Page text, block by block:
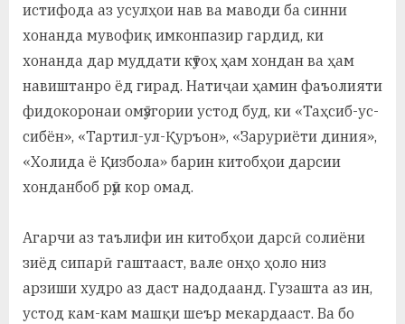
истифода аз усулҳои нав ва маводи ба синни
хонанда мувофиқ имконпазир гардид, ки
хонанда дар муддати кӯтоҳ ҳам хондан ва ҳам
навиштанро ёд гирад. Натиҷаи ҳамин фаъолияти
фидокоронаи омӯзгории устод буд, ки «Таҳсиб-ус-
сибён», «Тартил-ул-Қуръон», «Заруриёти диния»,
«Холида ё Қизбола» барин китобҳои дарсии
хонданбоб рӯи кор омад.
Агарчи аз таълифи ин китобҳои дарсӣ солиёни
зиёд сипарӣ гаштааст, вале онҳо ҳоло низ
арзиши худро аз даст надодаанд. Гузашта аз ин,
устод кам-кам машқи шеър мекардааст. Ва бо